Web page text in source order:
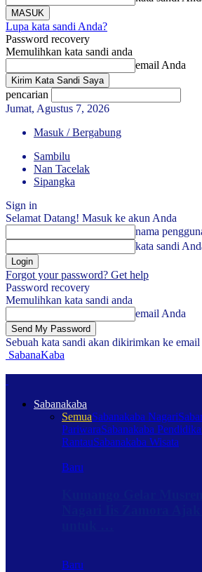
Lupa kata sandi Anda?
Password recovery
Memulihkan kata sandi anda
email Anda
pencarian
Jumat, Agustus 7, 2026
Masuk / Bergabung
Sambilu
Nan Tacelak
Sipangka
Sign in
Selamat Datang! Masuk ke akun Anda
nama
kata sandi
Forgot your password? Get help
Password recovery
Memulihkan kata sandi anda
email Anda
Sebuah kata sandi akan dikirimkan ke
SabanaKaba
Sabanakaba
SemuaSabanakaba Nagari
PariwaraSabanakaba
RantauSabanakaba Wisata
Baru
Baru